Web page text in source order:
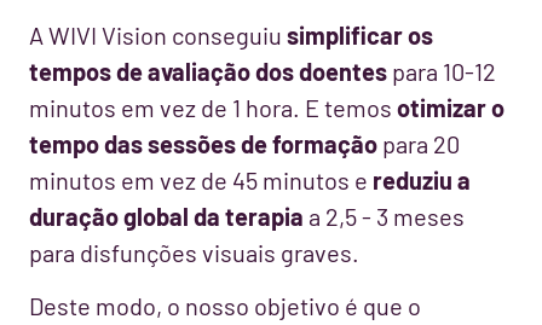
A WIVI Vision conseguiu simplificar os
tempos de avaliação dos doentes para 10-12
minutos em vez de 1 hora. E temos otimizar o
tempo das sessões de formação para 20
minutos em vez de 45 minutos e reduziu a
duração global da terapia a 2,5 - 3 meses
para disfunções visuais graves.
Deste modo, o nosso objetivo é que o